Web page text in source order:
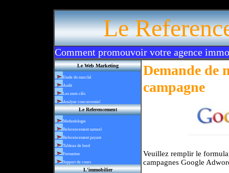
Le
Comment promouvoir votre agence
Le Web Marketing
Etude du marché
Audit
Les mots clés
Analyse concurrentiel
Le Referencement
Methodologie
Referencement naturel
Referencement payant
Tableau de bord
Formation
Support de cours
L'immobilier
Demande de
campagne
Veuillez remplir le
campagnes Google